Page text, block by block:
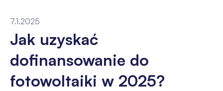
7.1.2025
Jak uzyskać
dofinansowanie do
fotowoltaiki w 2025?